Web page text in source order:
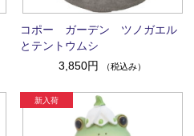
コポー ガーデン ツノガエル
とテントウムシ
3,850円
（税込み）